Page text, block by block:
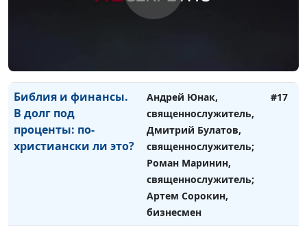
священнослужитель;
Роман Маринин,
бизнесмен
Библия и финансы.
В долг под
проценты: по-
христиански ли это?
Андрей Юнак,
священнослужитель,
Дмитрий Булатов,
священнослужитель;
Роман Маринин,
священнослужитель;
Артем Сорокин,
бизнесмен
#17